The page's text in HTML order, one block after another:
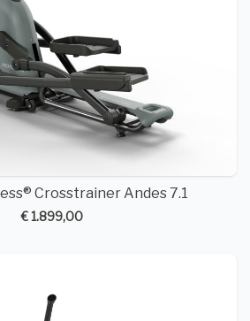
Crosstrainer Andes 7.1
€ 1.899,00